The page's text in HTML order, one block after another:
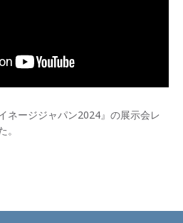
ネージジャパン2024』の展示会レ